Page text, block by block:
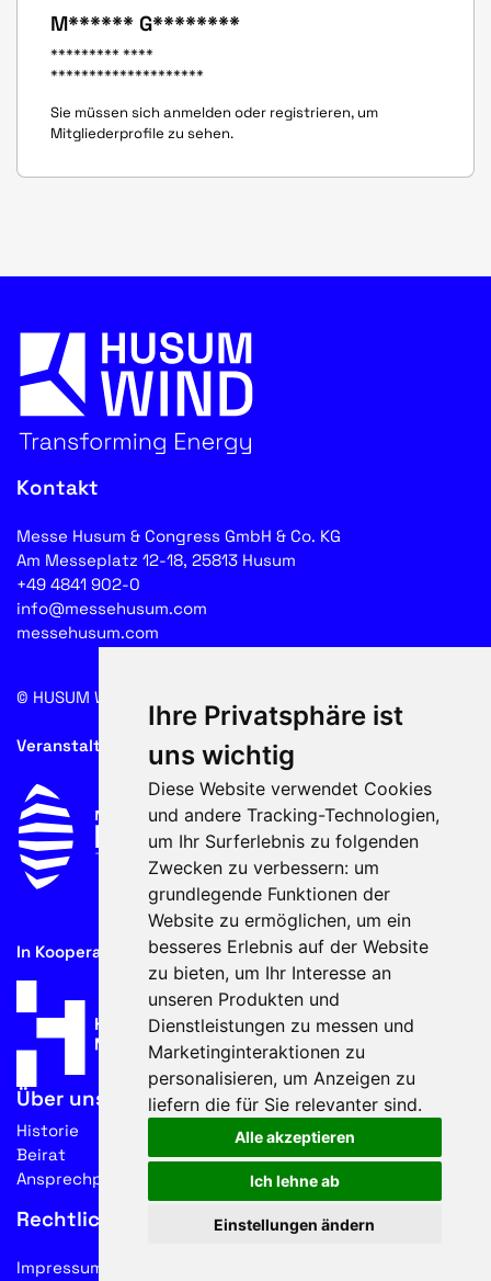
Ihre Privatsphäre ist
uns wichtig
Diese Website verwendet Cookies
und andere Tracking-Technologien,
um Ihr Surferlebnis zu folgenden
Zwecken zu verbessern: um
grundlegende Funktionen der
Website zu ermöglichen, um ein
besseres Erlebnis auf der Website
zu bieten, um Ihr Interesse an
unseren Produkten und
Dienstleistungen zu messen und
Marketinginteraktionen zu
personalisieren, um Anzeigen zu
liefern die für Sie relevanter sind.
Alle akzeptieren
Ich lehne ab
Einstellungen ändern
M****** G********
********* ****
********************
Sie müssen sich anmelden oder registrieren, um
Mitgliederprofile zu sehen.
Kontakt
Messe Husum & Congress GmbH & Co. KG
Am Messeplatz 12-18, 25813 Husum
+49 4841 902-0
info@messehusum.com
messehusum.com
© HUSUM WIND 2026
Veranstalter
In Kooperation mit
Über uns
Historie
Beirat
Ansprechpartner
Rechtliches
Impressum